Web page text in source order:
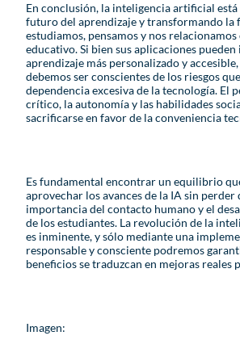
En conclusión, la inteligencia artificial
futuro del aprendizaje y transformando la
estudiamos, pensamos y nos
educativo. Si bien sus aplicaciones
aprendizaje más personalizado y
debemos ser conscientes de los riesgos
dependencia excesiva de la tecnología. El
crítico, la autonomía y las habilidades
sacrificarse en favor de la conveniencia
Es fundamental encontrar un equilibrio
aprovechar los avances de la IA sin perder
importancia del contacto humano y el
de los estudiantes. La revolución de la
es inminente, y sólo mediante una
responsable y consciente podremos
beneficios se traduzcan en mejoras reales
Imagen: